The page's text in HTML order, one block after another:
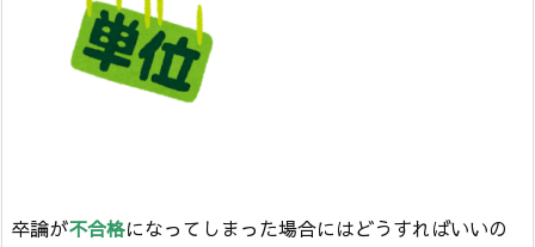
卒論が不合格になってしまった場合にはどうすればいいの